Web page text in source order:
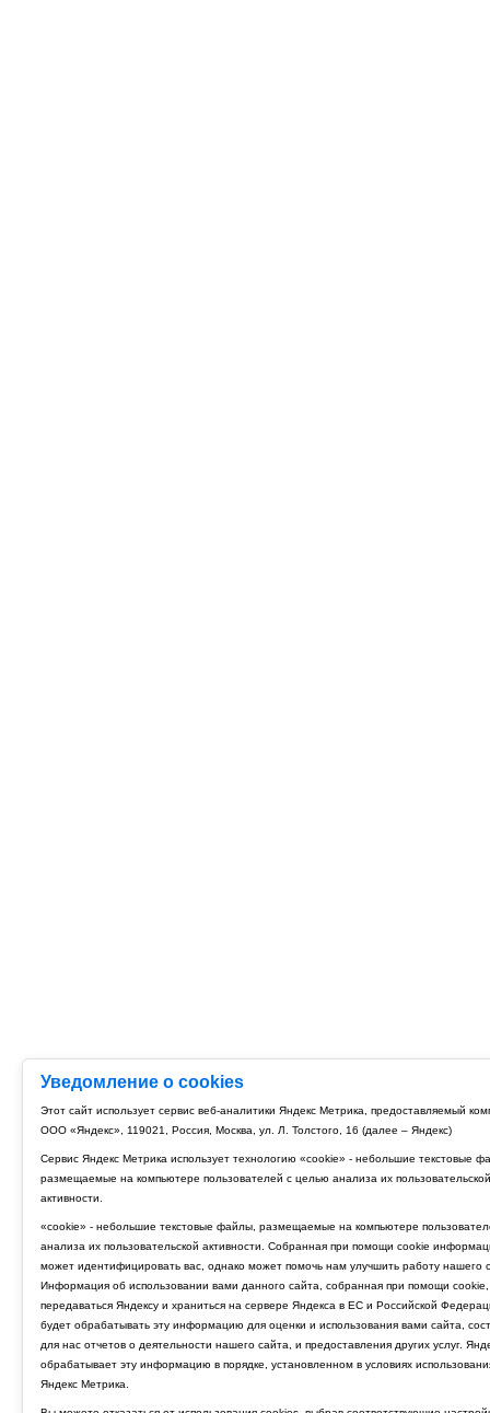
Уведомление о cookies
Этот сайт использует сервис веб-аналитики Яндекс Метрика, предоставляемый
ООО «Яндекс», 119021, Россия, Москва, ул. Л. Толстого, 16 (далее – Яндекс)
Сервис Яндекс Метрика использует технологию «cookie» - небольшие текстовые
размещаемые на компьютере пользователей с целью анализа их пользовательской
активности.
«cookie» - небольшие текстовые файлы, размещаемые на компьютере
анализа их пользовательской активности. Собранная при помощи cookie
может идентифицировать вас, однако может помочь нам улучшить работу нашего
Информация об использовании вами данного сайта, собранная при помощи cookie,
передаваться Яндексу и храниться на сервере Яндекса в ЕС и Российской
будет обрабатывать эту информацию для оценки и использования вами сайта,
для нас отчетов о деятельности нашего сайта, и предоставления других услуг.
обрабатывает эту информацию в порядке, установленном в условиях
Яндекс Метрика.